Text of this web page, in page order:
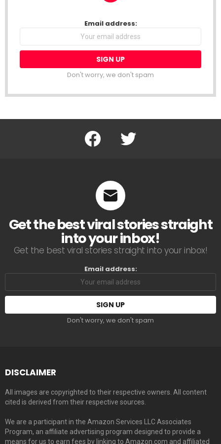
Email address:
Don't worry, we don't spam
Facebook Twitter
Get the best viral stories straight
into your inbox!
Get the best viral stories straight into your inbox!
Email address:
Don't worry, we don't spam
DISCLAIMER
All images are copyrighted to their respective owners. All content
cited is derived from their respective sources.
We are a participant in the Amazon Services LLC Associates
Program, an affiliate advertising program designed to provide a
means for us to earn fees by linking to Amazon.com and affiliated